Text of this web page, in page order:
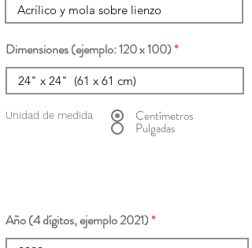
Dimensiones (ejemplo: 120 x 100)
Unidad de medida Centímetros
Pulgadas
Año (4 dígitos, ejemplo 2021)